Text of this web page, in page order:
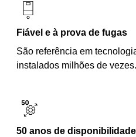
Fiável e à prova de fugas
São referência em
instalados milhões de
50 anos de